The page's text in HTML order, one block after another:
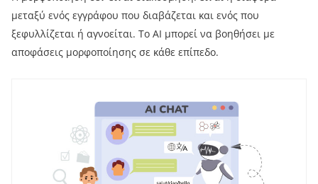
μεταξύ ενός εγγράφου που διαβάζεται και ενός που
ξεφυλλίζεται ή αγνοείται. Το AI μπορεί να βοηθήσει με
αποφάσεις μορφοποίησης σε κάθε επίπεδο.